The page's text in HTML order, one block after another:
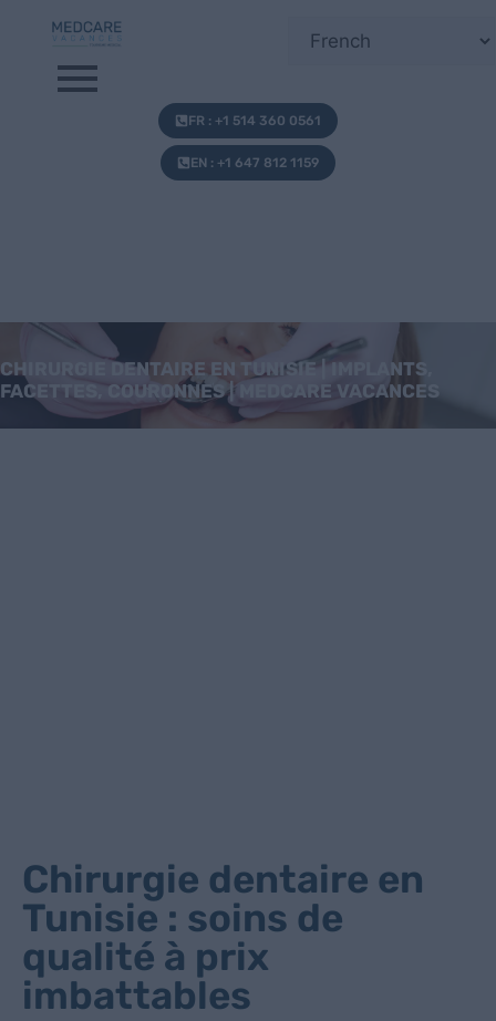
FR : +1 514 360 0561
EN : +1 647 812 1159
CHIRURGIE DENTAIRE EN TUNISIE | IMPLANTS,
FACETTES, COURONNES | MEDCARE VACANCES
Chirurgie dentaire en
Tunisie : soins de
qualité à prix
imbattables